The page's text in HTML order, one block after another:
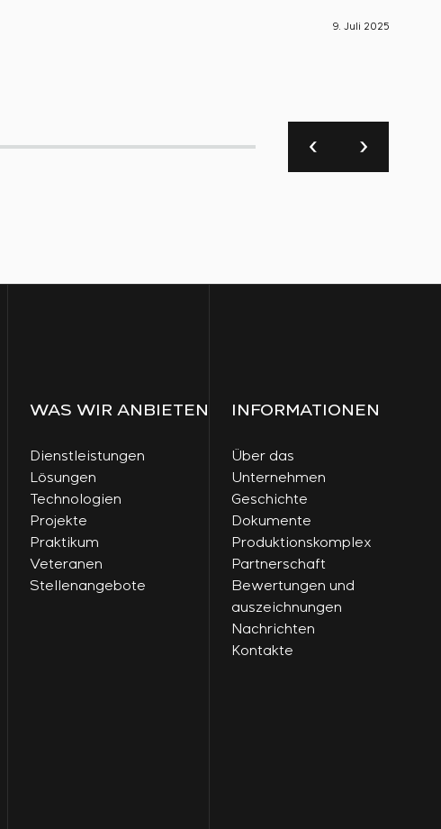
9. Juli 2025
WAS WIR ANBIETEN
Dienstleistungen
Lösungen
Technologien
Projekte
Praktikum
Veteranen
Stellenangebote
INFORMATIONEN
Über das
Unternehmen
Geschichte
Dokumente
Produktionskomplex
Partnerschaft
Bewertungen und
auszeichnungen
Nachrichten
Kontakte